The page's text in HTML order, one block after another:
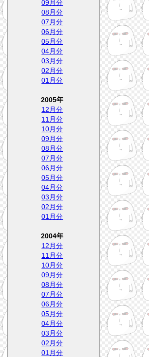
09月分
08月分
07月分
06月分
05月分
04月分
03月分
02月分
01月分
2005年
12月分
11月分
10月分
09月分
08月分
07月分
06月分
05月分
04月分
03月分
02月分
01月分
2004年
12月分
11月分
10月分
09月分
08月分
07月分
06月分
05月分
04月分
03月分
02月分
01月分